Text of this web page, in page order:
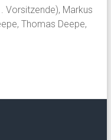
Vorsitzende), Markus
Thomas Deepe,